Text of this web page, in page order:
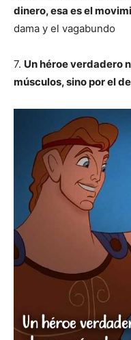
dinero, esa es el
dama y el vagabundo
7. Un héroe verdadero
músculos, sino por el